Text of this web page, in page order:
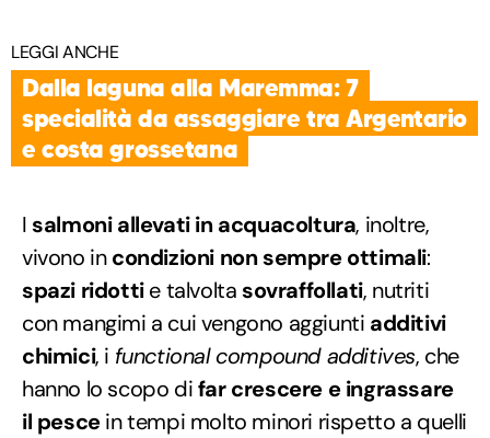
LEGGI ANCHE
Dalla laguna alla Maremma: 7
specialità da assaggiare tra Argentario
e costa grossetana
I salmoni allevati in acquacoltura, inoltre,
vivono incondizioni non sempre ottimali:
spazi ridottie talvolta sovraffollati, nutriti
con mangimi a cui vengono aggiunti additivi
chimici, i functional compound additives, che
hanno lo scopo difar crescere e ingrassare
il pescein tempi molto minori rispetto a quelli